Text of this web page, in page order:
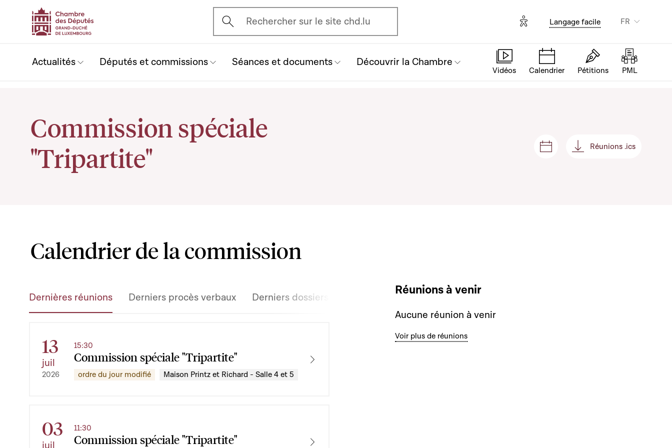
Ouvrir l'écran de recherche
Rechercher sur le site chd.lu Options d'accessibilité
Langage facile FR
Actualités Députés et commissions Séances et documents Découvrir la Chambre
Vidéos Calendrier Pétitions PML
Commission spéciale
"Tripartite"
Séances et réunions
Réunions .ics
Réunions .ics
Calendrier de la commission
Dernières réunions Derniers procès verbaux Derniers dossiers discutés
13
juil
2026
Commission spéciale "Tripartite"
15:30
ordre du jour modifié Maison Printz et Richard - Salle 4 et 5
03 Commission spéciale "Tripartite"
11:30
Réunions à venir
Aucune réunion à venir
Voir plus de réunions